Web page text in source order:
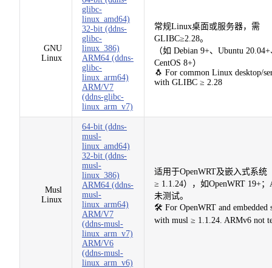
GNU
Linux
glibc-
linux_amd64)
32-bit (ddns-
glibc-
linux_386)
ARM64 (ddns-
glibc-
linux_arm64)
ARM/V7
(ddns-glibc-
linux_arm_v7)
常规Linux桌面或服务器，需
GLIBC≥2.28。
（如 Debian 9+、Ubuntu
CentOS 8+）
🐧 For common Linux desktop/
with GLIBC ≥ 2.28
Musl
Linux
64-bit (ddns-
musl-
linux_amd64)
32-bit (ddns-
musl-
linux_386)
ARM64 (ddns-
musl-
linux_arm64)
ARM/V7
(ddns-musl-
linux_arm_v7)
ARM/V6
(ddns-musl-
linux_arm_v6)
适用于OpenWRT及嵌入式系统
≥ 1.1.24），如OpenWRT 19+
未测试。
🛠️ For OpenWRT and embedded
with musl ≥ 1.1.24. ARMv6 not